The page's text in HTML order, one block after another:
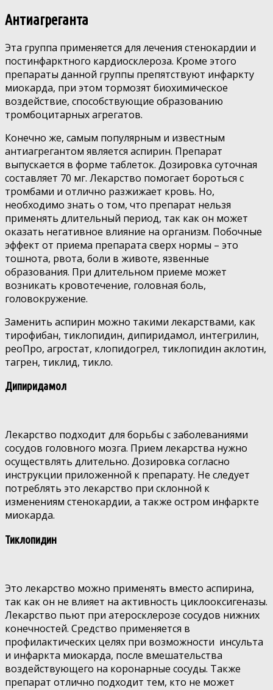
Антиагреганта
Эта группа применяется для лечения стенокардии и
постинфарктного кардиосклероза. Кроме этого
препараты данной группы препятствуют инфаркту
миокарда, при этом тормозят биохимическое
воздействие, способствующие образованию
тромбоцитарных агрегатов.
Конечно же, самым популярным и известным
антиагрегантом является аспирин. Препарат
выпускается в форме таблеток. Дозировка суточная
составляет 70 мг. Лекарство помогает бороться с
тромбами и отлично разжижает кровь. Но,
необходимо знать о том, что препарат нельзя
применять длительный период, так как он может
оказать негативное влияние на организм. Побочные
эффект от приема препарата сверх нормы – это
тошнота, рвота, боли в животе, язвенные
образования. При длительном приеме может
возникать кровотечение, головная боль,
головокружение.
Заменить аспирин можно такими лекарствами, как
тирофибан, тиклопидин, дипиридамол, интегрилин,
реоПро, агростат, клопидогрел, тиклопидин аклотин,
тагрен, тиклид, тикло.
Дипиридамол
Лекарство подходит для борьбы с заболеваниями
сосудов головного мозга. Прием лекарства нужно
осуществлять длительно. Дозировка согласно
инструкции приложенной к препарату. Не следует
потреблять это лекарство при склонной к
изменениям стенокардии, а также остром инфаркте
миокарда.
Тиклопидин
Это лекарство можно применять вместо аспирина,
так как он не влияет на активность циклооксигеназы.
Лекарство пьют при атеросклерозе сосудов нижних
конечностей. Средство применяется в
профилактических целях при возможности инсульта
и инфаркта миокарда, после вмешательства
воздействующего на коронарные сосуды. Также
препарат отлично подходит тем, кто не может